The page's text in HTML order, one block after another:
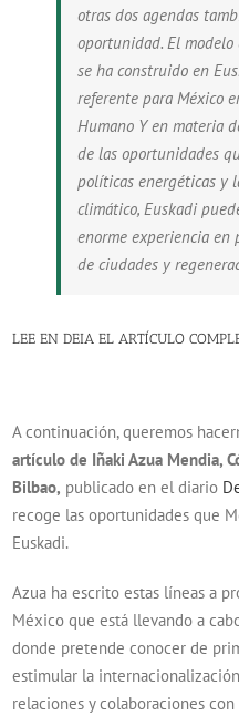
otras dos agendas
oportunidad. El
se ha construido en
referente para México
Humano Y en materia
de las oportunidades
políticas energéticas y
climático, Euskadi
enorme experiencia en
de ciudades y
LEE EN DEIA EL ARTÍCULO
A continuación, queremos
artículo de Iñaki Azua Mendia,
Bilbao, publicado en el diario
recoge las oportunidades que
Euskadi.
Azua ha escrito estas líneas a
México que está llevando a
donde pretende conocer de
estimular la
relaciones y colaboraciones